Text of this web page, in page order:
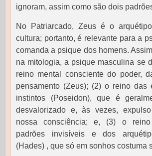
ignoram, assim como são dois
No Patriarcado, Zeus é o
cultura; portanto, é relevante para a
comanda a psique dos homens.
na mitologia, a psique masculina se
reino mental consciente do poder,
pensamento (Zeus); (2) o reino das
instintos (Poseidon), que é
desvalorizado e, às vezes,
nossa consciência; e, (3) o
padrões invisíveis e dos
(Hades) , que só em sonhos costuma